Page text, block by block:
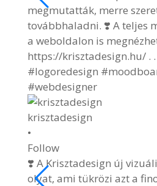
krisztadesign
•
Follow
❣️ A Krisztadesign új
olyat, ami tükrözi azt a